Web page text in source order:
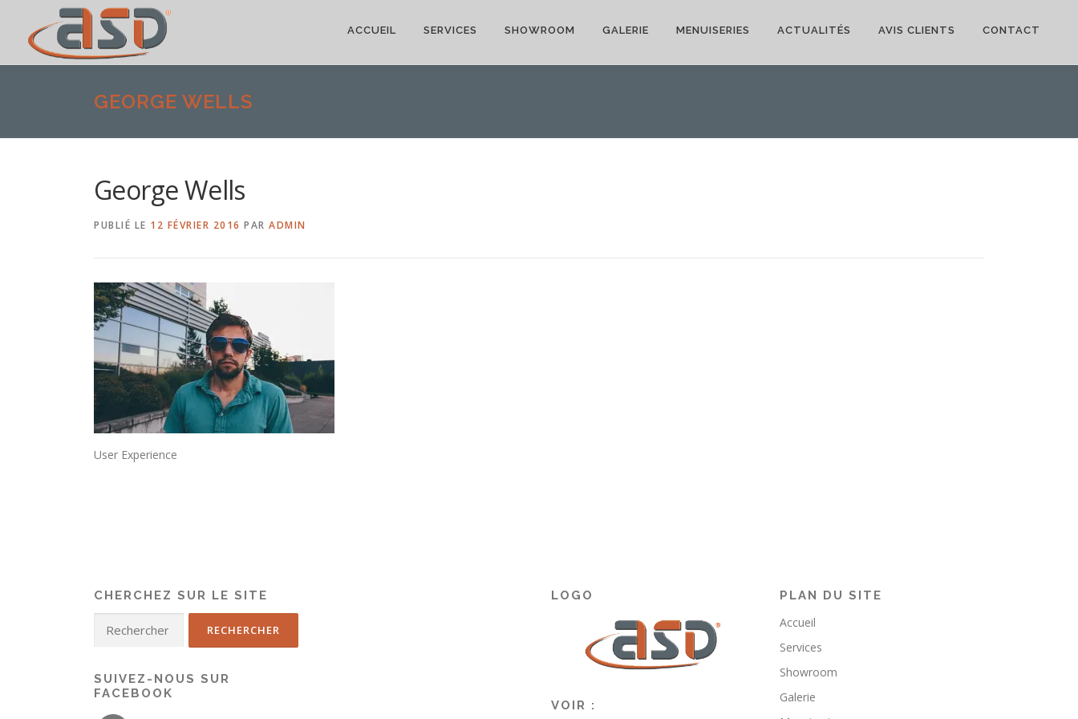
ACCUEIL SERVICES SHOWROOM GALERIE MENUISERIES ACTUALITÉS AVIS CLIENTS CONTACT
GEORGE WELLS
George Wells
PUBLIÉ LE 12 FÉVRIER 2016 PAR ADMIN
User Experience
CHERCHEZ SUR LE SITE
SUIVEZ-NOUS SUR
FACEBOOK
LOGO
VOIR :
PLAN DU SITE
Accueil
Services
Showroom
Galerie